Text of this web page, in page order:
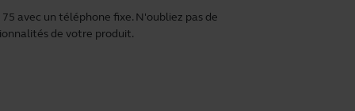
avec un téléphone fixe. N'oubliez pas de
de votre produit.